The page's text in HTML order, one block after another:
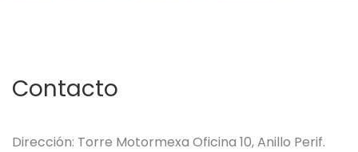
Contacto
Dirección: Torre Motormexa Oficina 10, Anillo Perif.